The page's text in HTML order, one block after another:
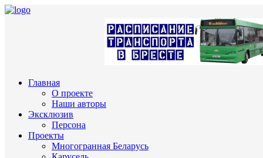
Главная
О проекте
Наши авторы
Эксклюзив
Персона
Проекты
Многогранная Беларусь